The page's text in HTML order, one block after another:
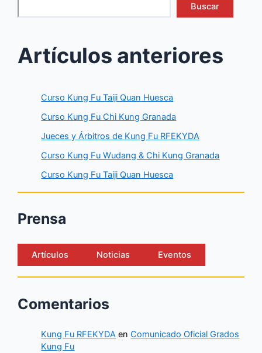
Buscar
Artículos anteriores
Curso Kung Fu Taiji Quan Huesca
Curso Kung Fu Chi Kung Granada
Jueces y Árbitros de Kung Fu RFEKYDA
Curso Kung Fu Wudang & Chi Kung Granada
Curso Kung Fu Taiji Quan Huesca
Prensa
Artículos Noticias Eventos
Comentarios
Kung Fu RFEKYDA enComunicado Oficial Grados
Kung Fu